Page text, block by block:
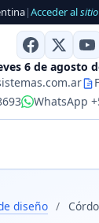
|Acceder al
6 de agosto
WhatsApp
diseño /